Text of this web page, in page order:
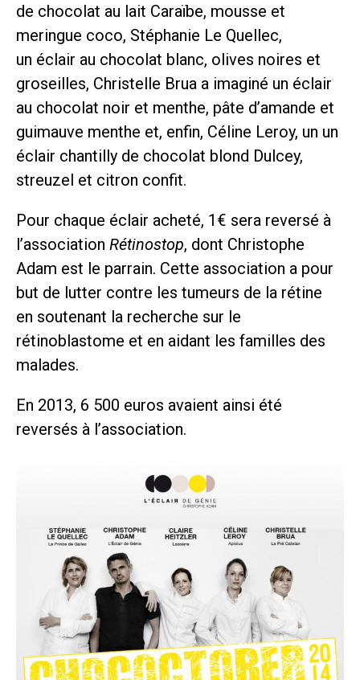
de chocolat au lait Caraïbe, mousse et
meringue coco, Stéphanie Le Quellec,
un éclair au chocolat blanc, olives noires et
groseilles, Christelle Brua a imaginé un éclair
au chocolat noir et menthe, pâte d’amande et
guimauve menthe et, enfin, Céline Leroy, un un
éclair chantilly de chocolat blond Dulcey,
streuzel et citron confit.
Pour chaque éclair acheté, 1€ sera reversé à
l’association Rétinostop, dont Christophe
Adam est le parrain. Cette association a pour
but de lutter contre les tumeurs de la rétine
en soutenant la recherche sur le
rétinoblastome et en aidant les familles des
malades.
En 2013, 6 500 euros avaient ainsi été
reversés à l’association.